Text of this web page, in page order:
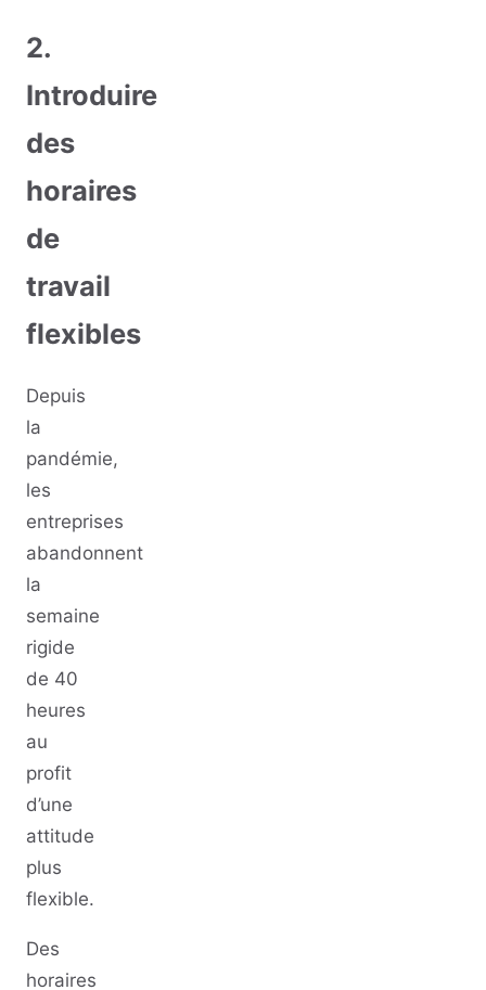
2.
Introduire
des
horaires
de
travail
flexibles
Depuis
la
pandémie,
les
entreprises
abandonnent
la
semaine
rigide
de 40
heures
au
profit
d’une
attitude
plus
flexible.
Des
horaires